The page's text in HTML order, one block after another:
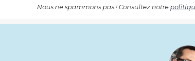
Nous ne spammons pas ! Consultez notre